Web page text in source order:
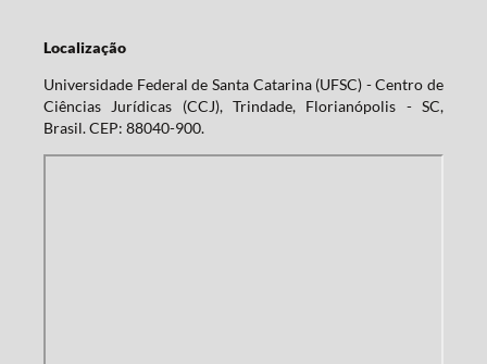
Localização
Universidade Federal de Santa Catarina (UFSC) - Centro de
Ciências Jurídicas (CCJ), Trindade, Florianópolis - SC,
Brasil. CEP: 88040-900.